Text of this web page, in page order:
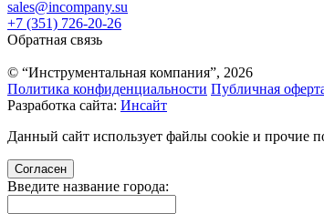
sales@incompany.su
+7 (351) 726-20-26
Обратная связь
© “Инструментальная компания”, 2026
Политика конфиденциальности Публичная
Разработка сайта: Инсайт
Данный сайт использует файлы cookie и прочие
Согласен
Введите название города: